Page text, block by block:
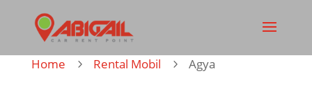
Home 5 Rental Mobil 5 Agya